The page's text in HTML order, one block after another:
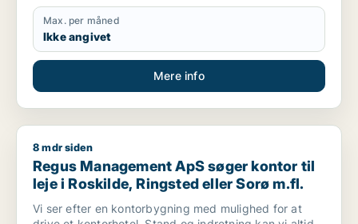
Max. per måned
Ikke angivet
Mere info
Regus Management ApS søger kontor til leje i Roskilde,
8 mdr siden
Regus Management ApS søger kontor til
leje i Roskilde, Ringsted eller Sorø m.fl.
Vi ser efter en kontorbygning med mulighed for at